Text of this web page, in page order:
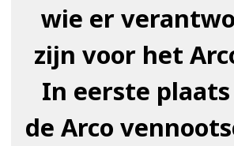
wie er
zijn voor het
In eerste
de Arco